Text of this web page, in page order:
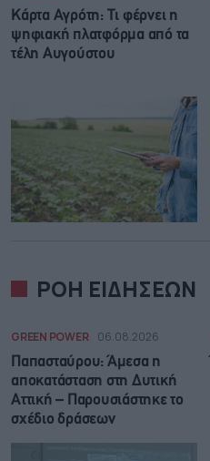
Κάρτα Αγρότη: Τι φέρνει η
ψηφιακή πλατφόρμα από τα
τέλη Αυγούστου
ΡΟΗ ΕΙΔΗΣΕΩΝ
GREEN POWER 06.08.2026
Παπασταύρου: Άμεσα η
αποκατάσταση στη Δυτική
Αττική – Παρουσιάστηκε το
σχέδιο δράσεων